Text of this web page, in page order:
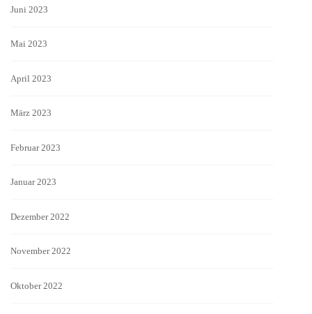
Juni 2023
Mai 2023
April 2023
März 2023
Februar 2023
Januar 2023
Dezember 2022
November 2022
Oktober 2022